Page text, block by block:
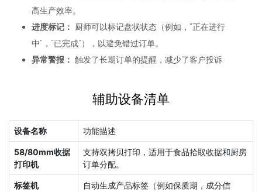
高生产效率。
进度标记：
厨师可以标记盘状状态（例如，“正在进行
中”，“已完成”），以避免错过订单。
异常警报： 触发了长期订单的提醒，减少了客户投诉
辅助设备清单
设备名称 功能描述
58/80mm收据
打印机
支持双拷贝打印，适用于食品拾取收据和厨房
订单分配。
标签机
自动生成产品标签（例如保质期，成分信